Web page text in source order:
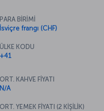
PARA BİRİMİ
İsviçre frangı (CHF)
ÜLKE KODU
+41
ORT. KAHVE FİYATI
N/A
ORT. YEMEK FİYATI (2 KİŞİLİK)